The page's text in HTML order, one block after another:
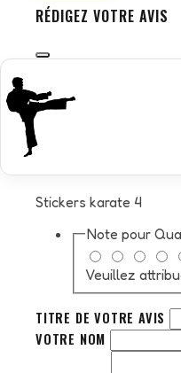
RÉDIGEZ VOTRE AVIS
Stickers karate 4
Note pour
Veuillez
TITRE DE VOTRE AVIS
VOTRE NOM